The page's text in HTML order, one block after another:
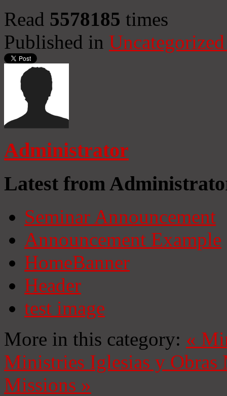
Read 5578185 times
Published in
Administrator
Latest from
Seminar Announcement
Announcement Example
HomeBanner
Header
test image
More in this category: «
Ministries Iglesias y Obras
Missions »